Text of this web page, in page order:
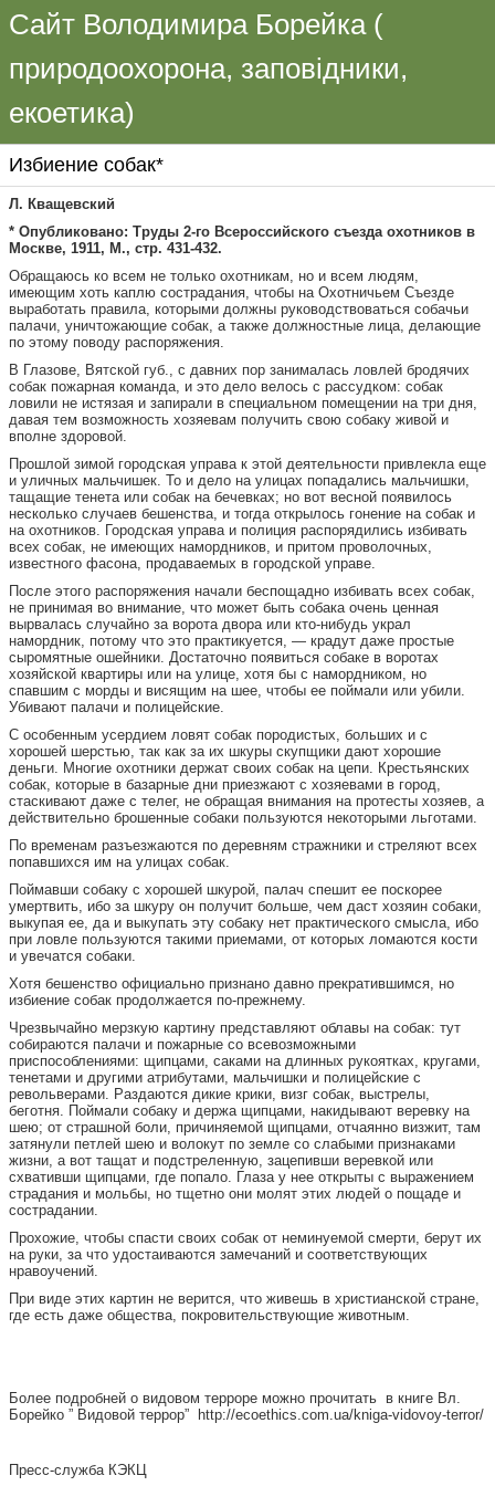
Сайт Володимира Борейка (
природоохорона, заповідники,
екоетика)
Избиение собак*
Л. Кващевский
* Опубликовано: Труды 2-го Всероссийского съезда охотников в
Москве, 1911, М., стр. 431-432.
Обращаюсь ко всем не только охотникам, но и всем людям,
имеющим хоть каплю сострадания, чтобы на Охотничьем Съезде
выработать правила, которыми должны руководствоваться собачьи
палачи, уничтожающие собак, а также должностные лица, делающие
по этому поводу распоряжения.
В Глазове, Вятской губ., с давних пор занималась ловлей бродячих
собак пожарная команда, и это дело велось с рассудком: собак
ловили не истязая и запирали в специальном помещении на три дня,
давая тем возможность хозяевам получить свою собаку живой и
вполне здоровой.
Прошлой зимой городская управа к этой деятельности привлекла еще
и уличных мальчишек. То и дело на улицах попадались мальчишки,
тащащие тенета или собак на бечевках; но вот весной появилось
несколько случаев бешенства, и тогда открылось гонение на собак и
на охотников. Городская управа и полиция распорядились избивать
всех собак, не имеющих намордников, и притом проволочных,
известного фасона, продаваемых в городской управе.
После этого распоряжения начали беспощадно избивать всех собак,
не принимая во внимание, что может быть собака очень ценная
вырвалась случайно за ворота двора или кто-нибудь украл
намордник, потому что это практикуется, — крадут даже простые
сыромятные ошейники. Достаточно появиться собаке в воротах
хозяйской квартиры или на улице, хотя бы с намордником, но
спавшим с морды и висящим на шее, чтобы ее поймали или убили.
Убивают палачи и полицейские.
С особенным усердием ловят собак породистых, больших и с
хорошей шерстью, так как за их шкуры скупщики дают хорошие
деньги. Многие охотники держат своих собак на цепи. Крестьянских
собак, которые в базарные дни приезжают с хозяевами в город,
стаскивают даже с телег, не обращая внимания на протесты хозяев, а
действительно брошенные собаки пользуются некоторыми льготами.
По временам разъезжаются по деревням стражники и стреляют всех
попавшихся им на улицах собак.
Поймавши собаку с хорошей шкурой, палач спешит ее поскорее
умертвить, ибо за шкуру он получит больше, чем даст хозяин собаки,
выкупая ее, да и выкупать эту собаку нет практического смысла, ибо
при ловле пользуются такими приемами, от которых ломаются кости
и увечатся собаки.
Хотя бешенство официально признано давно прекратившимся, но
избиение собак продолжается по-прежнему.
Чрезвычайно мерзкую картину представляют облавы на собак: тут
собираются палачи и пожарные со всевозможными
приспособлениями: щипцами, саками на длинных рукоятках, кругами,
тенетами и другими атрибутами, мальчишки и полицейские с
револьверами. Раздаются дикие крики, визг собак, выстрелы,
беготня. Поймали собаку и держа щипцами, накидывают веревку на
шею; от страшной боли, причиняемой щипцами, отчаянно визжит, там
затянули петлей шею и волокут по земле со слабыми признаками
жизни, а вот тащат и подстреленную, зацепивши веревкой или
схвативши щипцами, где попало. Глаза у нее открыты с выражением
страдания и мольбы, но тщетно они молят этих людей о пощаде и
сострадании.
Прохожие, чтобы спасти своих собак от неминуемой смерти, берут их
на руки, за что удостаиваются замечаний и соответствующих
нравоучений.
При виде этих картин не верится, что живешь в христианской стране,
где есть даже общества, покровительствующие животным.
Более подробней о видовом терроре можно прочитать в книге Вл.
Борейко ” Видовой террор” http://ecoethics.com.ua/kniga-vidovoy-terror/
Пресс-служба КЭКЦ